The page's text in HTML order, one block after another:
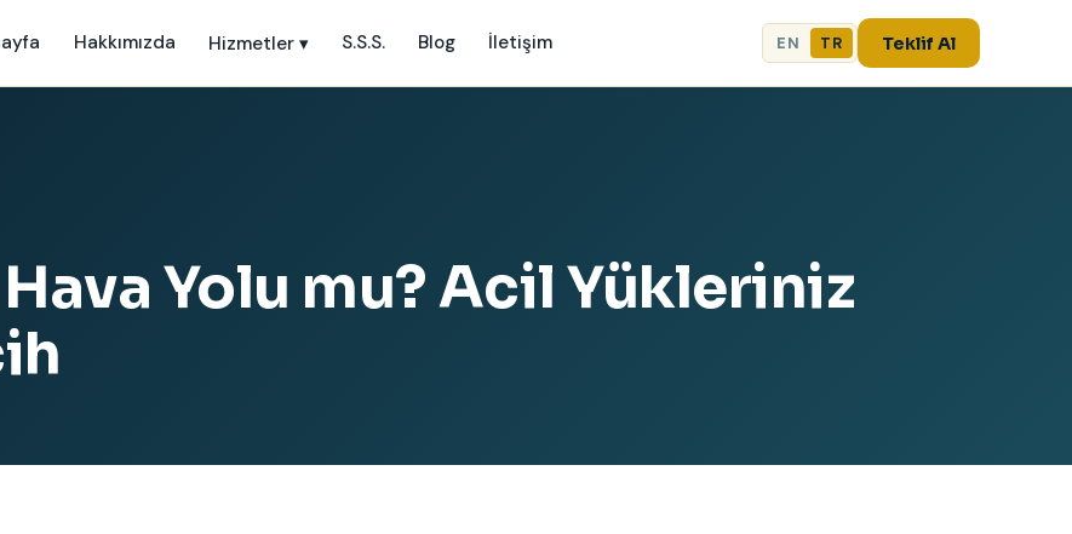
Hakkımızda Hizmetler▾ S.S.S. Blog İletişim EN TR Teklif Al
Yolu mu? Acil Yükleriniz